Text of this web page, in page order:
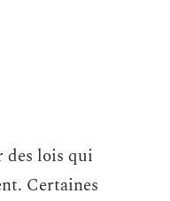
des lois qui
Certaines